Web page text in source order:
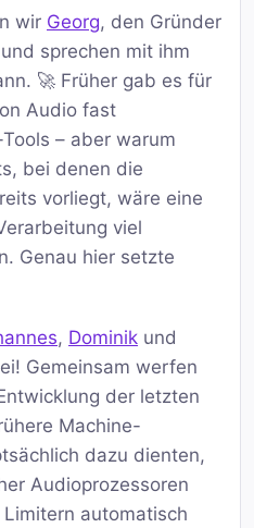
wir Georg, den Gründer
sprechen mit ihm
🚀 Früher gab es für
Audio fast
– aber warum
bei denen die
vorliegt, wäre eine
viel
Genau hier setzte
, Dominik und
Gemeinsam werfen
der letzten
Machine-
dazu dienten,
Audioprozessoren
automatisch